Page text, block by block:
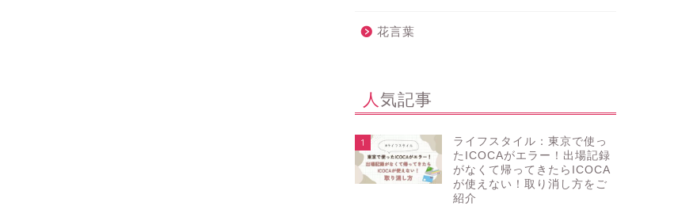
花言葉
人気記事
1
ライフスタイル：東京で使っ
たICOCAがエラー！出場記録
がなくて帰ってきたらICOCA
が使えない！取り消し方をご
紹介